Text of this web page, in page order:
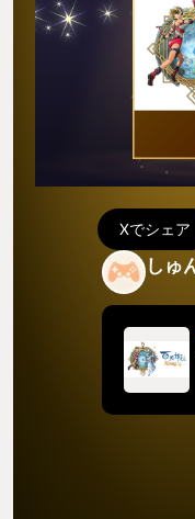
Xでシェア
しゅ